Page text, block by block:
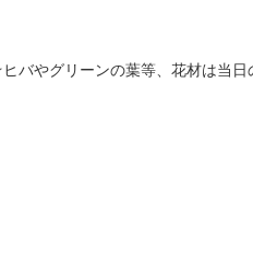
☆ヒバやグリーンの葉等、花材は当